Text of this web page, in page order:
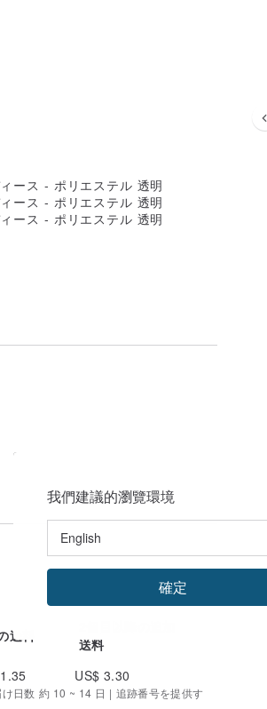
送料
送料
US$ 3.30
日数 約 10 ~ 14 日 | 追跡番号を提供す
我們建議的瀏覽環境
確定